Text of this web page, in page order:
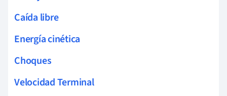
Caída libre
Energía cinética
Choques
Velocidad Terminal